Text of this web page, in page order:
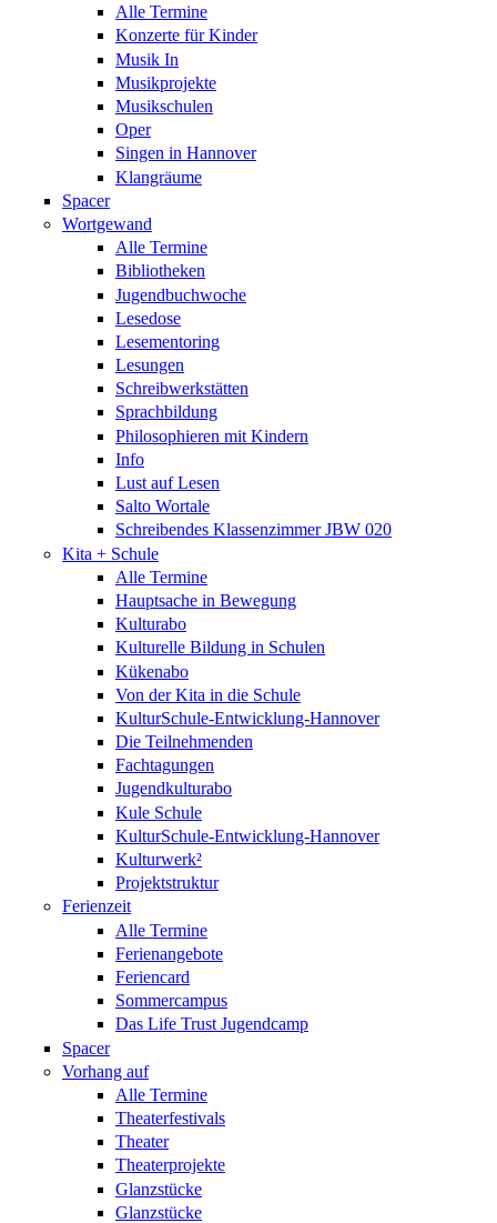
Alle Termine
Konzerte für Kinder
Musik In
Musikprojekte
Musikschulen
Oper
Singen in Hannover
Klangräume
Spacer
Wortgewand
Alle Termine
Bibliotheken
Jugendbuchwoche
Lesedose
Lesementoring
Lesungen
Schreibwerkstätten
Sprachbildung
Philosophieren mit Kindern
Info
Lust auf Lesen
Salto Wortale
Schreibendes Klassenzimmer JBW 020
Kita + Schule
Alle Termine
Hauptsache in Bewegung
Kulturabo
Kulturelle Bildung in Schulen
Kükenabo
Von der Kita in die Schule
KulturSchule-Entwicklung-Hannover
Die Teilnehmenden
Fachtagungen
Jugendkulturabo
Kule Schule
KulturSchule-Entwicklung-Hannover
Kulturwerk²
Projektstruktur
Ferienzeit
Alle Termine
Ferienangebote
Feriencard
Sommercampus
Das Life Trust Jugendcamp
Spacer
Vorhang auf
Alle Termine
Theaterfestivals
Theater
Theaterprojekte
Glanzstücke
Glanzstücke